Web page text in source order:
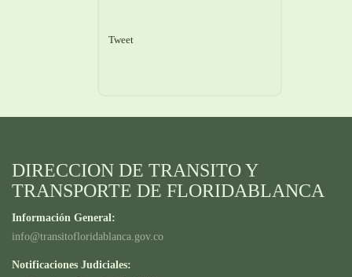
Tweet
DIRECCION DE TRANSITO Y
TRANSPORTE DE FLORIDABLANCA
Información General:
info@transitofloridablanca.gov.co
Notificaciones Judiciales: